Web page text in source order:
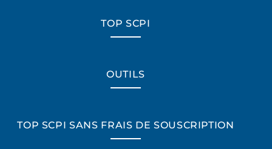
TOP SCPI
OUTILS
TOP SCPI SANS FRAIS DE SOUSCRIPTION